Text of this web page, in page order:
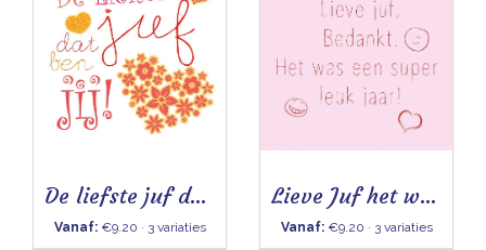
De liefste juf dat ben jij
Vanaf:€9.20 · 3 variaties
Lieve Juf het was een superleuk jaar
Vanaf:€9.20 · 3 variaties